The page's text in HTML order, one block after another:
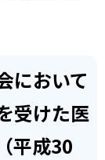
において
受けた医
平成30